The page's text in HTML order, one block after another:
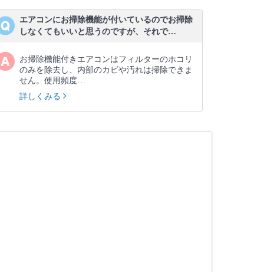
エアコンにお掃除機能が付いているのでお掃除
しなくてもいいと思うのですが、それで…
お掃除機能付きエアコンはフィルターのホコリ
のみを除去し、内部のカビや汚れは掃除できま
せん。使用頻度…
詳しくみる